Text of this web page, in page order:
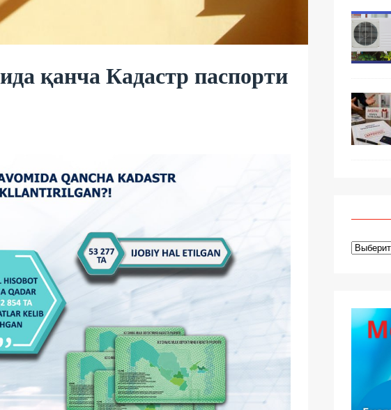
қанча Кадастр паспорти